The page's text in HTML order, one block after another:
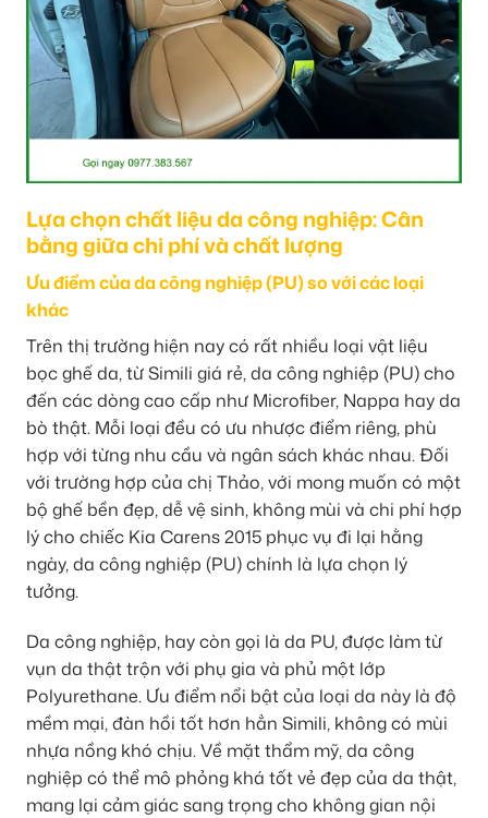
Lựa chọn chất liệu da công nghiệp: Cân
bằng giữa chi phí và chất lượng
Ưu điểm của da công nghiệp (PU) so với các loại
khác
Trên thị trường hiện nay có rất nhiều loại vật liệu
bọc ghế da, từ Simili giá rẻ, da công nghiệp (PU) cho
đến các dòng cao cấp như Microfiber, Nappa hay da
bò thật. Mỗi loại đều có ưu nhược điểm riêng, phù
hợp với từng nhu cầu và ngân sách khác nhau. Đối
với trường hợp của chị Thảo, với mong muốn có một
bộ ghế bền đẹp, dễ vệ sinh, không mùi và chi phí hợp
lý cho chiếc Kia Carens 2015 phục vụ đi lại hằng
ngày, da công nghiệp (PU) chính là lựa chọn lý
tưởng.
Da công nghiệp, hay còn gọi là da PU, được làm từ
vụn da thật trộn với phụ gia và phủ một lớp
Polyurethane. Ưu điểm nổi bật của loại da này là độ
mềm mại, đàn hồi tốt hơn hẳn Simili, không có mùi
nhựa nồng khó chịu. Về mặt thẩm mỹ, da công
nghiệp có thể mô phỏng khá tốt vẻ đẹp của da thật,
mang lại cảm giác sang trọng cho không gian nội